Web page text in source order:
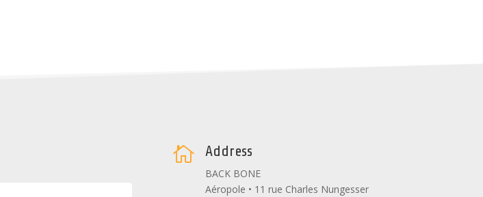
 Address
BACK BONE
Aéropole • 11 rue Charles Nungesser